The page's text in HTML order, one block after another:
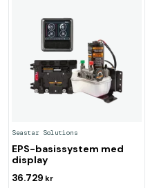
Seastar Solutions
EPS-basissystem med
display
36.729 kr